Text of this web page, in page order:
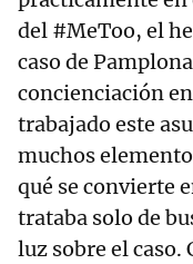
del #MeToo, el
caso de
concienciación
trabajado este
muchos
qué se convierte
trataba solo de
luz sobre el